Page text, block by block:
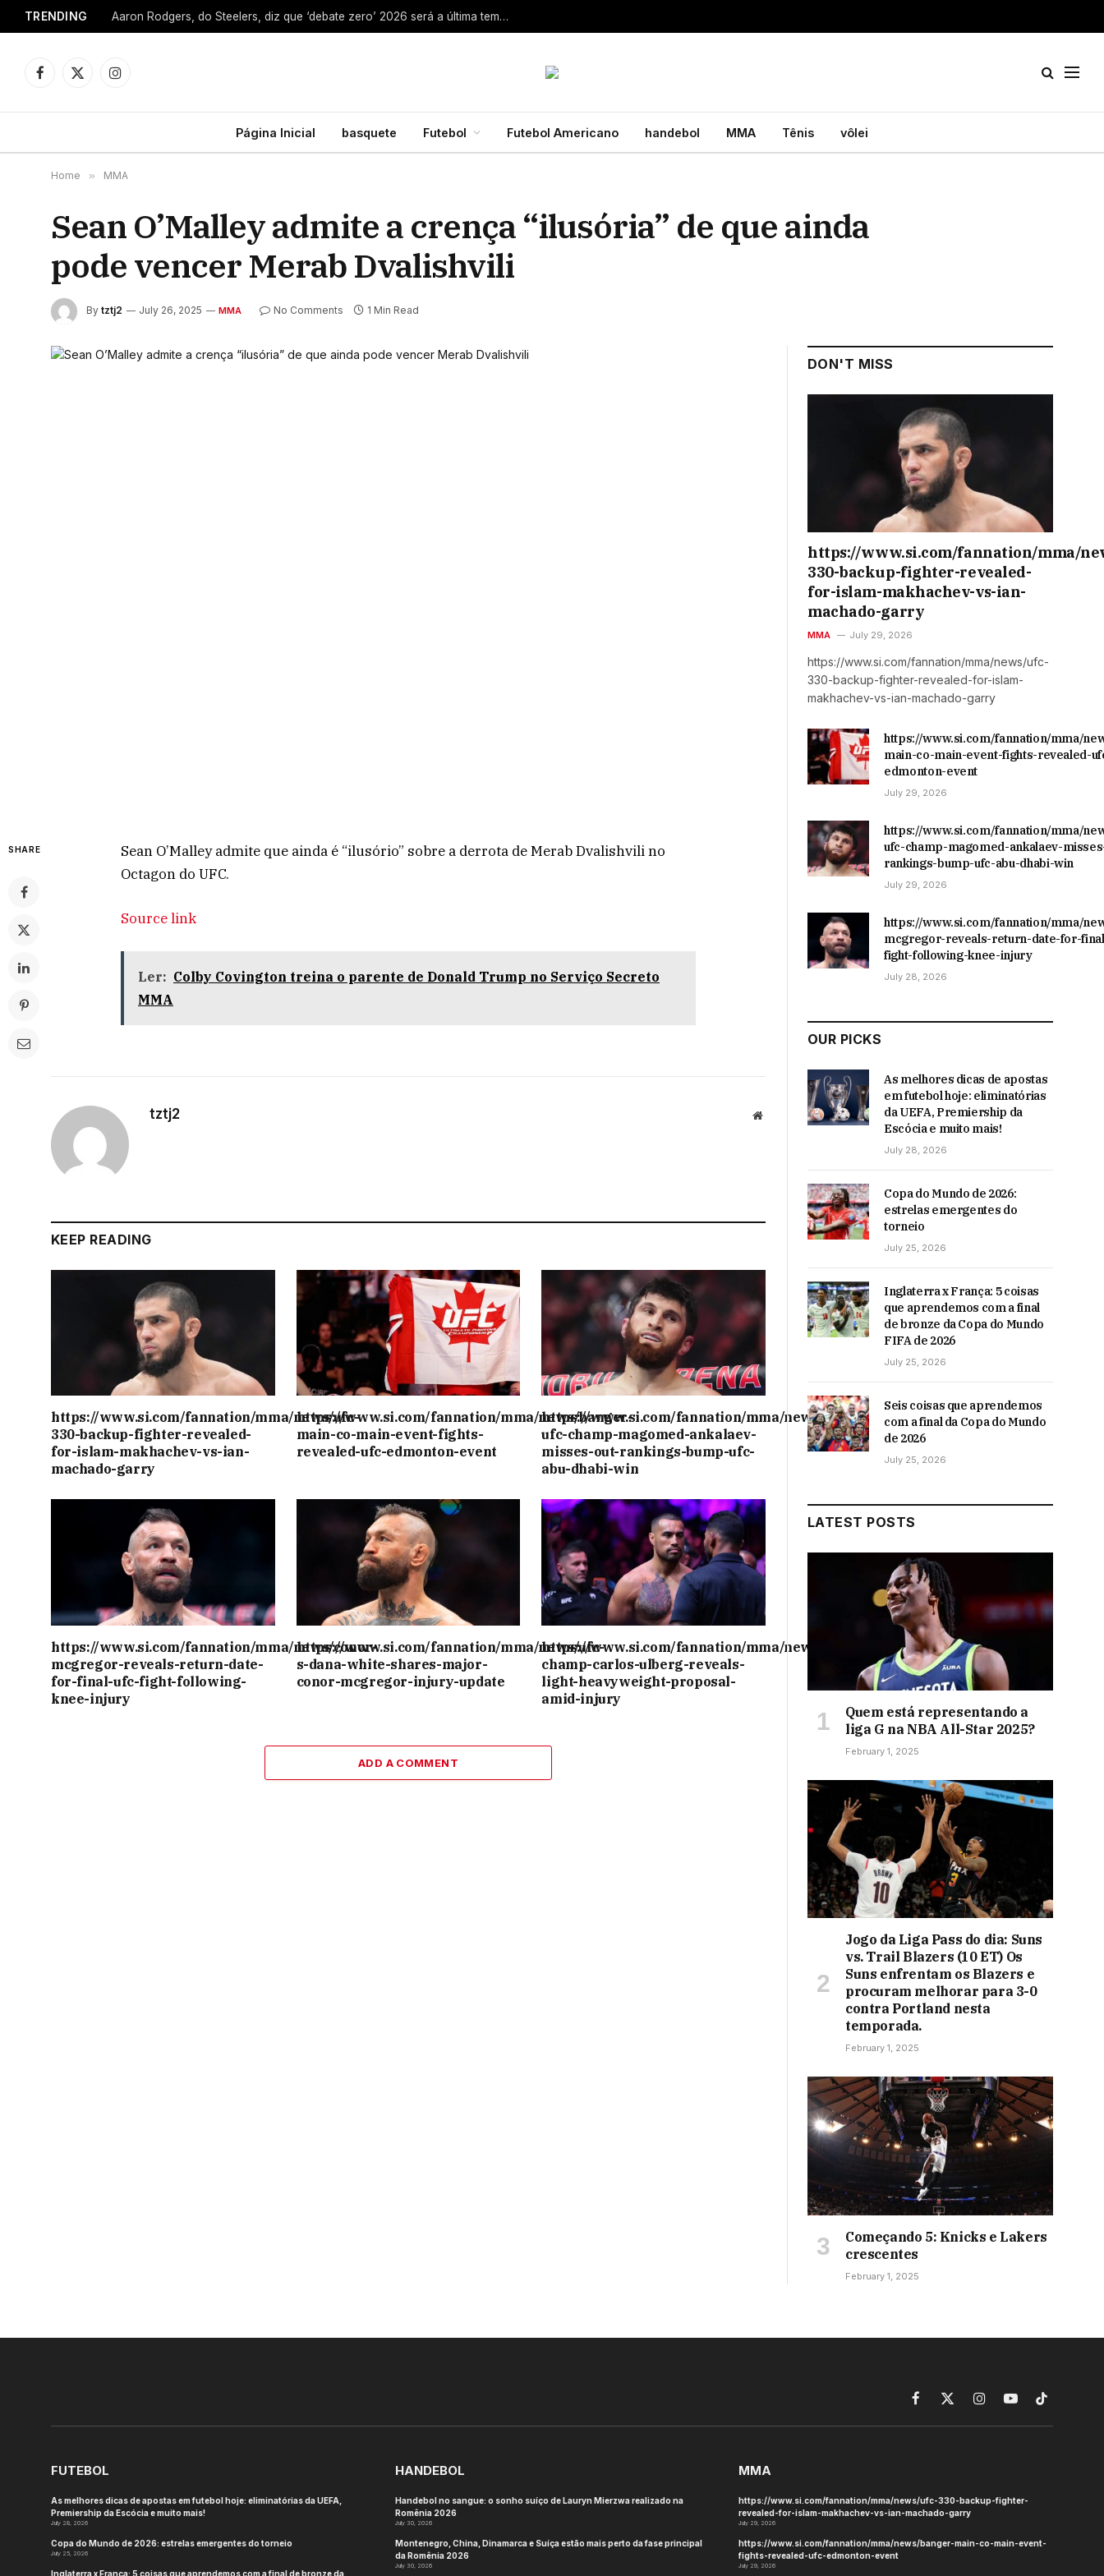
TRENDING Aaron Rodgers, do Steelers, diz que ‘debate zero’ 2026 será a última temporada da NFL 28 de julho de 2026
Facebook
X
Instagram
Página Inicial basquete Futebol Futebol Americano handebol MMA Tênis vôlei
Home » MMA
Sean O’Malley admite a crença “ilusória” de que ainda
pode vencer Merab Dvalishvili
By tztj2 July 26, 2025 MMA No Comments 1 Min Read
SHARE
Sean O’Malley admite que ainda é “ilusório” sobre a derrota de Merab Dvalishvili no
Octagon do UFC.
Source link
Ler: Colby Covington treina o parente de Donald Trump no Serviço Secreto
MMA
tztj2 Website
KEEP READING
https://www.si.com/fannation/mma/news/ufc-
330-backup-fighter-revealed-
for-islam-makhachev-vs-ian-
machado-garry
https://www.si.com/fannation/mma/news/banger-
main-co-main-event-fights-
revealed-ufc-edmonton-event
https://www.si.com/fannation/mma/news/ex-
ufc-champ-magomed-ankalaev-
misses-out-rankings-bump-ufc-
abu-dhabi-win
https://www.si.com/fannation/mma/news/conor-
mcgregor-reveals-return-date-
for-final-ufc-fight-following-
knee-injury
https://www.si.com/fannation/mma/news/ufc-
s-dana-white-shares-major-
conor-mcgregor-injury-update
https://www.si.com/fannation/mma/news/ufc-
champ-carlos-ulberg-reveals-
light-heavyweight-proposal-
amid-injury
ADD A COMMENT
DON'T MISS
https://www.si.com/fannation/mma/
330-backup-fighter-revealed-
for-islam-makhachev-vs-ian-
machado-garry
MMA July 29, 2026
https://www.si.com/fannation/mma/news/ufc-
330-backup-fighter-revealed-for-islam-
makhachev-vs-ian-machado-garry
https://www.si.com/fannation/mma/
main-co-main-event-fights-revealed-
edmonton-event
July 29, 2026
https://www.si.com/fannation/mma/
ufc-champ-magomed-ankalaev-
rankings-bump-ufc-abu-dhabi-win
July 29, 2026
https://www.si.com/fannation/mma/
mcgregor-reveals-return-date-for-
fight-following-knee-injury
July 28, 2026
OUR PICKS
As melhores dicas de apostas
em futebol hoje: eliminatórias
da UEFA, Premiership da
Escócia e muito mais!
July 28, 2026
Copa do Mundo de 2026:
estrelas emergentes do
torneio
July 25, 2026
Inglaterra x França: 5 coisas
que aprendemos com a final
de bronze da Copa do Mundo
FIFA de 2026
July 25, 2026
Seis coisas que aprendemos
com a final da Copa do Mundo
de 2026
July 25, 2026
LATEST POSTS
Quem está representando a
liga G na NBA All-Star 2025?
February 1, 2025
Jogo da Liga Pass do dia: Suns
vs. Trail Blazers (10 ET) Os
Suns enfrentam os Blazers e
procuram melhorar para 3-0
contra Portland nesta
temporada.
February 1, 2025
Começando 5: Knicks e Lakers
crescentes
February 1, 2025
Facebook
X
(Twitter)
InstagramYouTubeTikTok
FUTEBOL
As melhores dicas de apostas em futebol hoje: eliminatórias da UEFA,
Premiership da Escócia e muito mais!
July 28, 2026
Copa do Mundo de 2026: estrelas emergentes do torneio
July 25, 2026
Inglaterra x França: 5 coisas que aprendemos com a final de bronze da
HANDEBOL
Handebol no sangue: o sonho suíço de Lauryn Mierzwa realizado na
Romênia 2026
July 30, 2026
Montenegro, China, Dinamarca e Suíça estão mais perto da fase principal
da Romênia 2026
July 30, 2026
MMA
https://www.si.com/fannation/mma/news/ufc-330-backup-fighter-
revealed-for-islam-makhachev-vs-ian-machado-garry
July 29, 2026
https://www.si.com/fannation/mma/news/banger-main-co-main-event-
fights-revealed-ufc-edmonton-event
July 29, 2026